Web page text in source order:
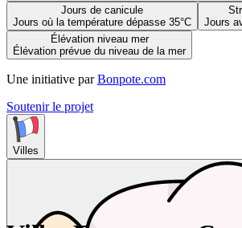
Jours de canicule
Jours où la température dépasse 35°C
Jours
Élévation niveau mer
Élévation prévue du niveau de la mer
Une initiative par Bonpote.com
Soutenir le projet
Villes